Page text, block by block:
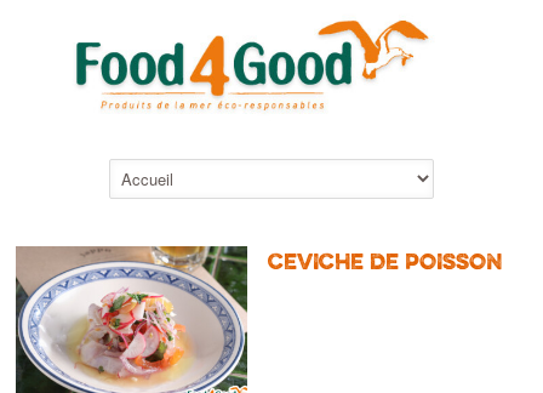
CEVICHE DE POISSON